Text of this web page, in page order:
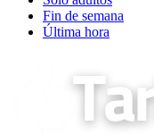
Fin de semana
Última hora